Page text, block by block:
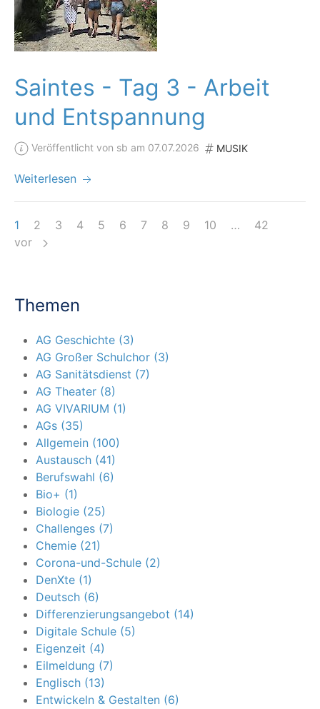
Saintes - Tag 3 - Arbeit
und Entspannung
Veröffentlicht von sb am 07.07.2026 MUSIK
Weiterlesen
1 2 3 4 5 6 7 8 9 10 …
42
vor
Themen
AG Geschichte (3)
AG Großer Schulchor (3)
AG Sanitätsdienst (7)
AG Theater (8)
AG VIVARIUM (1)
AGs (35)
Allgemein (100)
Austausch (41)
Berufswahl (6)
Bio+ (1)
Biologie (25)
Challenges (7)
Chemie (21)
Corona-und-Schule (2)
DenXte (1)
Deutsch (6)
Differenzierungsangebot (14)
Digitale Schule (5)
Eigenzeit (4)
Eilmeldung (7)
Englisch (13)
Entwickeln & Gestalten (6)